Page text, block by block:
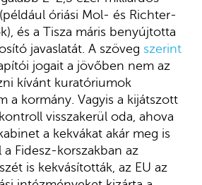
óriási Mol- és Richter-
és a Tisza máris benyújtotta
javaslatát. A szöveg szerint
jogait a jövőben nem az
kívánt kuratóriumok
a kormány. Vagyis a kijátszott
visszakerül oda, ahova
a kekvákat akár meg is
Fidesz-korszakban az
is kekvásították, az EU az